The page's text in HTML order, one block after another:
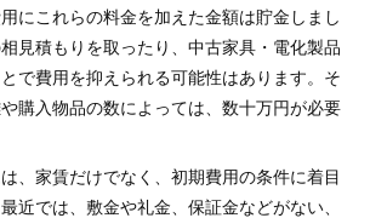
にこれらの料金を加えた金額は貯金しまし
見積もりを取ったり、中古家具・電化製品
で費用を抑えられる可能性はあります。そ
購入物品の数によっては、数十万円が必要
、家賃だけでなく、初期費用の条件に着目
近では、敷金や礼金、保証金などがない、